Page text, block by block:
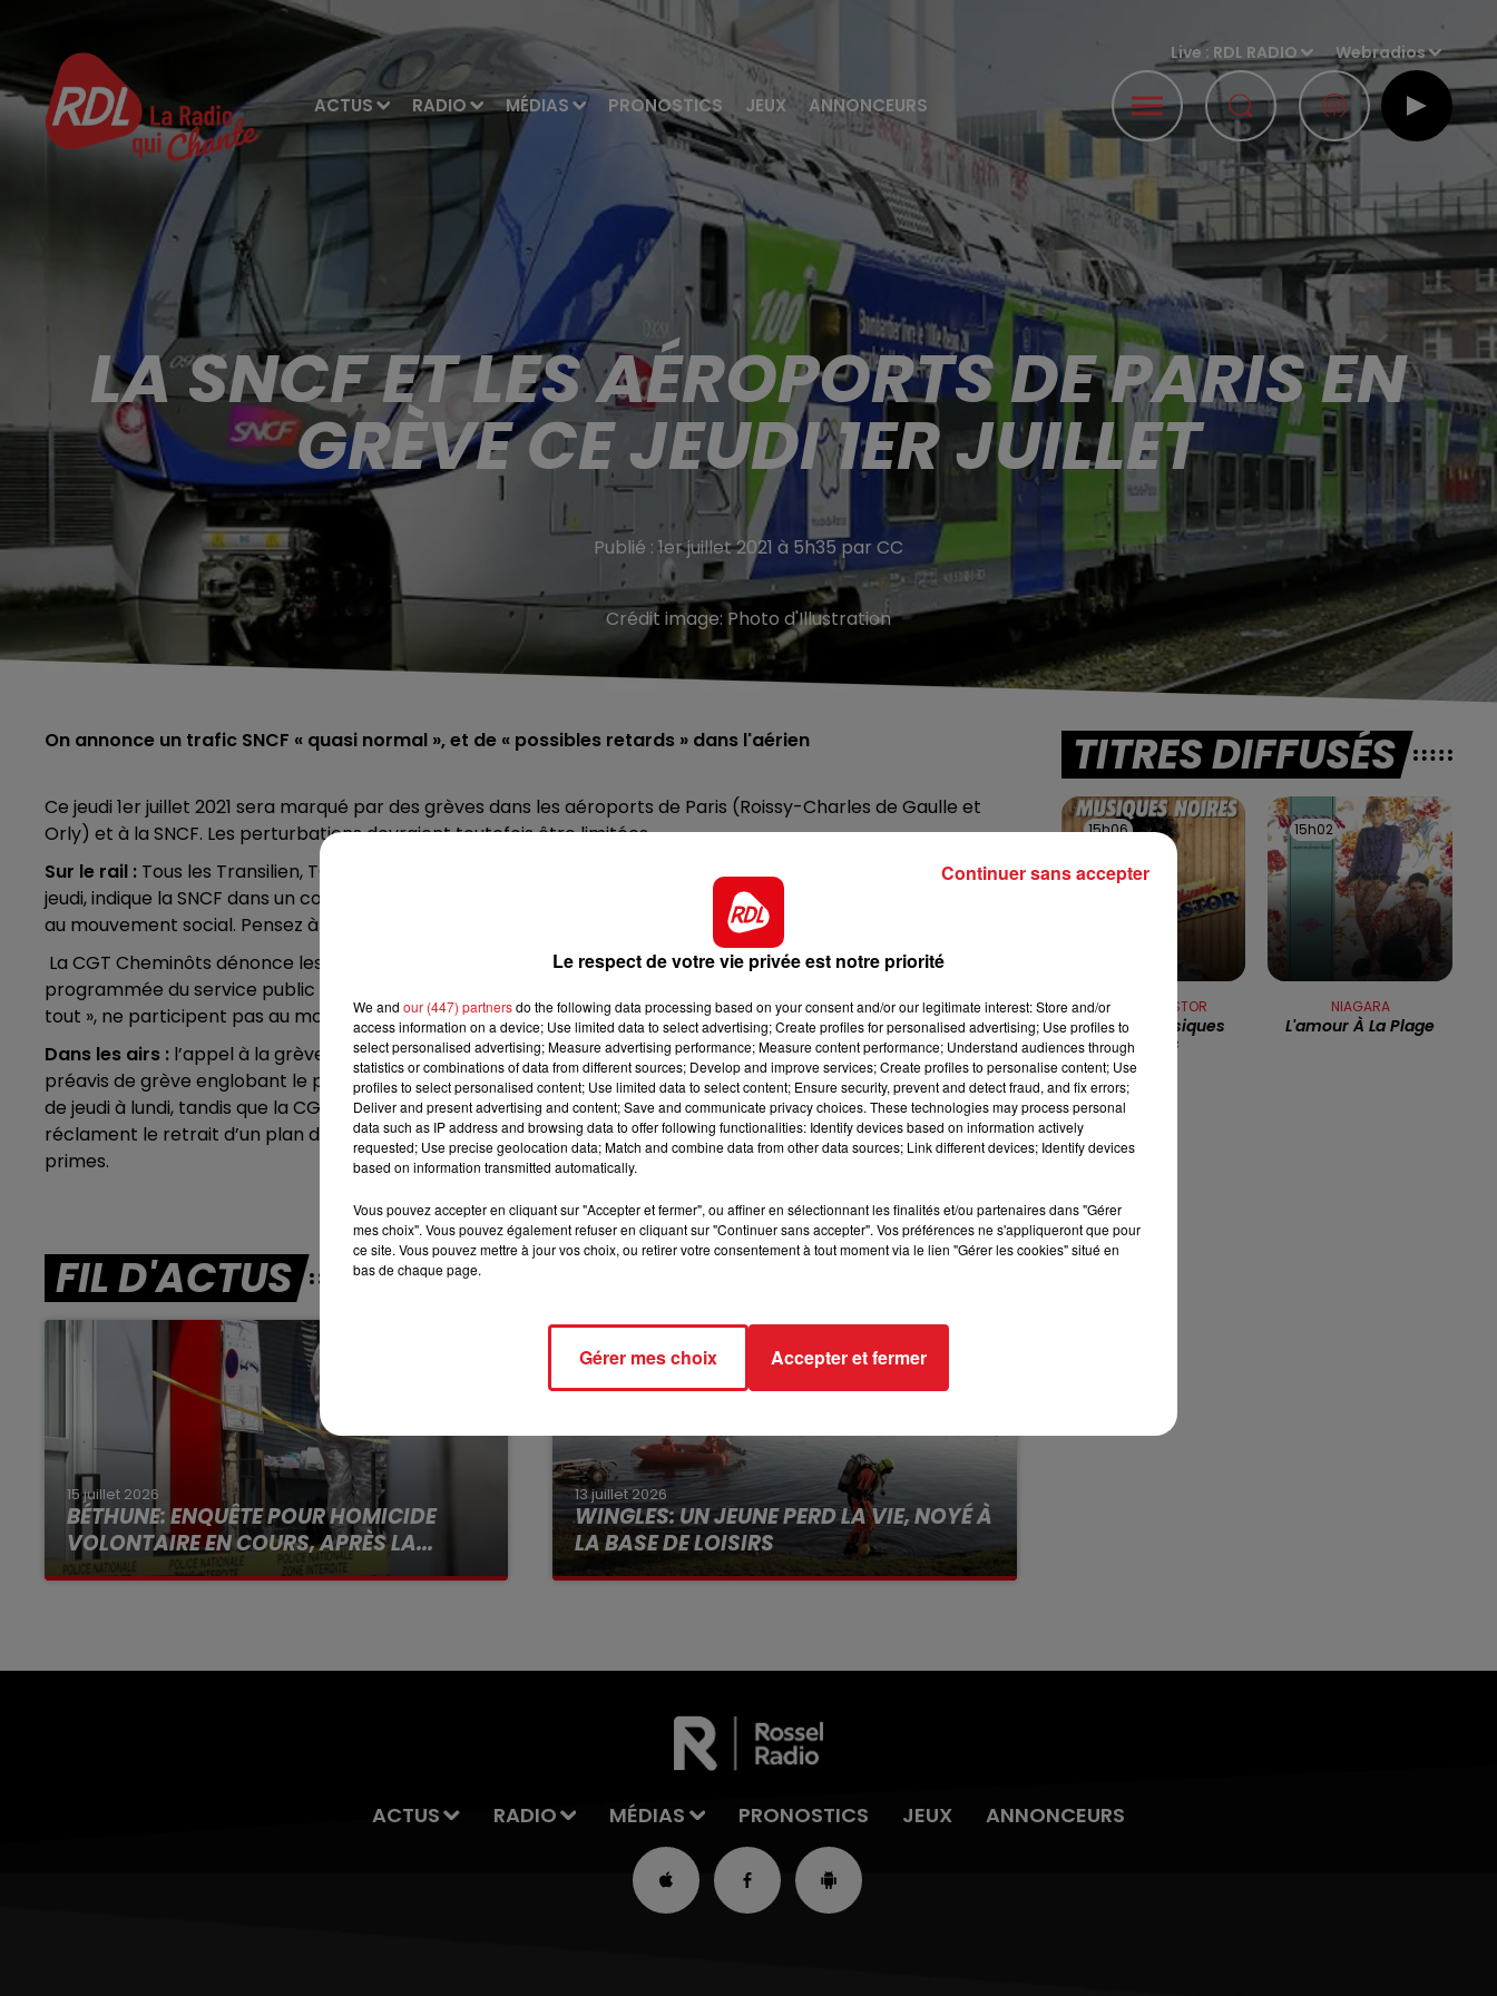
ACTUS RADIO MÉDIAS PRONOSTICS JEUX ANNONCEURS
Live : RDL RADIO Webradios
RDL WEEK-END
10h00 - 12h00
RDL WEEKEND
7h00 - 10h00
RDL WEEK-END
LA SNCF ET LES AÉROPORTS DE PARIS EN
GRÈVE CE JEUDI 1ER JUILLET
Publié : 1er juillet 2021 à 5h35 par CC
Crédit image: Photo d'Illustration
On annonce un trafic SNCF « quasi normal », et de « possibles retards » dans l'aérien
Ce jeudi 1er juillet 2021 sera marqué par des grèves dans les aéroports de Paris (Roissy-Charles de Gaulle et
Orly) et à la SNCF. Les perturbations devraient toutefois être limitées.
Sur le rail : Tous les Transilien, TGV Inoui, Ouigo, Intercités, Eurostar, Thalys prévus circuleront normalement ce
jeudi, indique la SNCF dans un communiqué. Le trafic des TER sera quasi normal, avec quelques adaptations liées
au mouvement social. Pensez à vérifier vos horaires avant de vous déplacer en gare.
La CGT Cheminôts dénonce les restructurations et la casse de leur statut social, avec en filigrane la disparition
programmée du service public ferroviaire. Les autres syndicats de la SNCF, qui dénoncent une « grève fourre-
tout », ne participent pas au mouvement
Dans les airs : l’appel à la grève est plus massif, et dure plus longtemps. Trois syndicats ont déposé des
préavis de grève englobant le premier week-end des grands départs en vacances. Le préavis de l’Unsa court
de jeudi à lundi, tandis que la CGT et la CFE-CGC appellent à faire grève de vendredi à lundi. Ces organisations
réclament le retrait d’un plan de modification des contrats de travail, qui prévoit la suppression de certaines
primes.
FIL D'ACTUS
15 juillet 2026
BÉTHUNE: ENQUÊTE POUR HOMICIDE
VOLONTAIRE EN COURS, APRÈS LA...
Selon les premiers éléments, le logement
13 juillet 2026
WINGLES: UN JEUNE PERD LA VIE, NOYÉ À
LA BASE DE LOISIRS
La victime a coulé à pic
TITRES DIFFUSÉS
15h06
15h06
THIERRY PASTOR
Sur Des Musiques
Noires
15h02
15h02
NIAGARA
L'amour À La Plage
ACTUS RADIO MÉDIAS PRONOSTICS JEUX ANNONCEURS
Le respect de votre vie privée est notre priorité
We and our (447) partnersdo the following data processing based on your consent and/or our legitimate interest: Store and/or
access information on a device; Use limited data to select advertising; Create profiles for personalised advertising; Use profiles to
select personalised advertising; Measure advertising performance; Measure content performance; Understand audiences through
statistics or combinations of data from different sources; Develop and improve services; Create profiles to personalise content; Use
profiles to select personalised content; Use limited data to select content; Ensure security, prevent and detect fraud, and fix errors;
Deliver and present advertising and content; Save and communicate privacy choices. These technologies may process personal
data such as IP address and browsing data to offer following functionalities: Identify devices based on information actively
requested; Use precise geolocation data; Match and combine data from other data sources; Link different devices; Identify devices
based on information transmitted automatically.
Vous pouvez accepter en cliquant sur "Accepter et fermer", ou affiner en sélectionnant les finalités et/ou partenaires dans "Gérer
mes choix". Vous pouvez également refuser en cliquant sur "Continuer sans accepter". Vos préférences ne s'appliqueront que pour
ce site. Vous pouvez mettre à jour vos choix, ou retirer votre consentement à tout moment via le lien "Gérer les cookies" situé en
bas de chaque page.
Gérer mes choix Accepter et fermer
Continuer sans accepter